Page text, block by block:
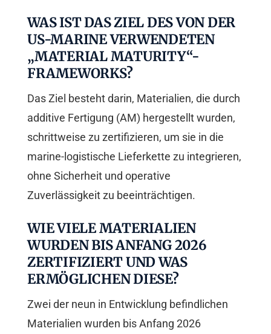
WAS IST DAS ZIEL DES VON DER
US-MARINE VERWENDETEN
„MATERIAL MATURITY“-
FRAMEWORKS?
Das Ziel besteht darin, Materialien, die durch
additive Fertigung (AM) hergestellt wurden,
schrittweise zu zertifizieren, um sie in die
marine-logistische Lieferkette zu integrieren,
ohne Sicherheit und operative
Zuverlässigkeit zu beeinträchtigen.
WIE VIELE MATERIALIEN
WURDEN BIS ANFANG 2026
ZERTIFIZIERT UND WAS
ERMÖGLICHEN DIESE?
Zwei der neun in Entwicklung befindlichen
Materialien wurden bis Anfang 2026